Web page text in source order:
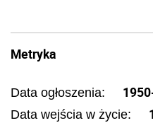
Metryka
Data ogłoszenia:
Data wejścia w życie: